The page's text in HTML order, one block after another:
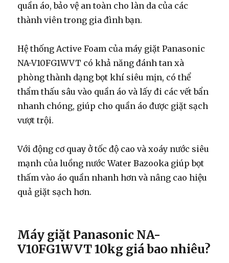
quần áo, bảo vệ an toàn cho làn da của các
thành viên trong gia đình bạn.
Hệ thống Active Foam của máy giặt Panasonic
NA-V10FG1WVT có khả năng đánh tan xà
phòng thành dạng bọt khí siêu mịn, có thể
thẩm thấu sâu vào quần áo và lấy đi các vết bẩn
nhanh chóng, giúp cho quần áo được giặt sạch
vượt trội.
Với động cơ quay ở tốc độ cao và xoáy nước siêu
mạnh của luồng nước Water Bazooka giúp bọt
thấm vào áo quần nhanh hơn và nâng cao hiệu
quả giặt sạch hơn.
Máy giặt Panasonic NA-
V10FG1WVT 10kg giá bao nhiêu?